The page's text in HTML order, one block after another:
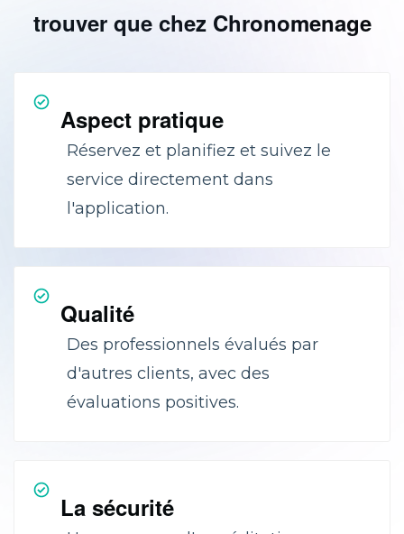
trouver que chez Chronomenage
Aspect pratique
Réservez et planifiez et suivez le
service directement dans
l'application.
Qualité
Des professionnels évalués par
d'autres clients, avec des
évaluations positives.
La sécurité